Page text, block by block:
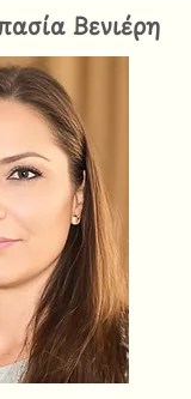
Βενιέρη